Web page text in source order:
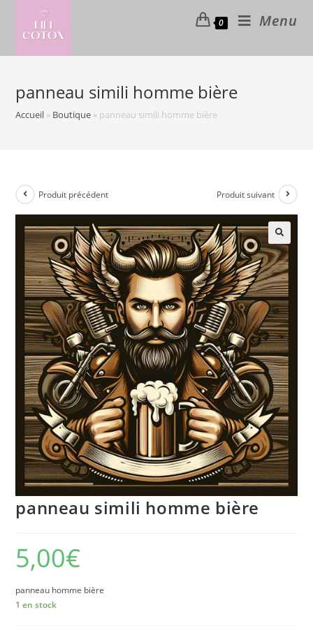
content
0 Menu
panneau simili homme bière
Accueil » Boutique » panneau simili homme bière
Produit précédent Produit suivant
🔍
panneau simili homme bière
5,00€
panneau homme bière
1 en stock